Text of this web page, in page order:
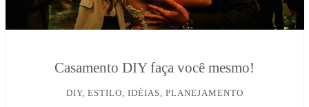
Casamento DIY faça você mesmo!
DIY, ESTILO, IDÉIAS, PLANEJAMENTO